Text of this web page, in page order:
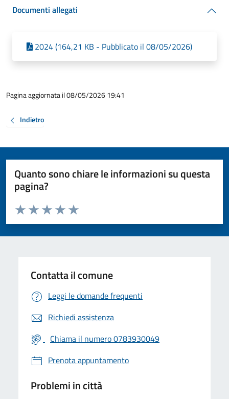
Documenti allegati
2024 (164,21 KB - Pubblicato il 08/05/2026)
Pagina aggiornata il 08/05/2026 19:41
Indietro
Quanto sono chiare le informazioni su questa
pagina?
Valuta da 1 a 5 stelle la pagina
Valuta 5 stelle su 5
Valuta 4 stelle su 5
Valuta 3 stelle su 5
Valuta 2 stelle su 5
Valuta 1 stelle su 5
Contatta il comune
Leggi le domande frequenti
Richiedi assistenza
Chiama il numero 0783930049
Prenota appuntamento
Problemi in città